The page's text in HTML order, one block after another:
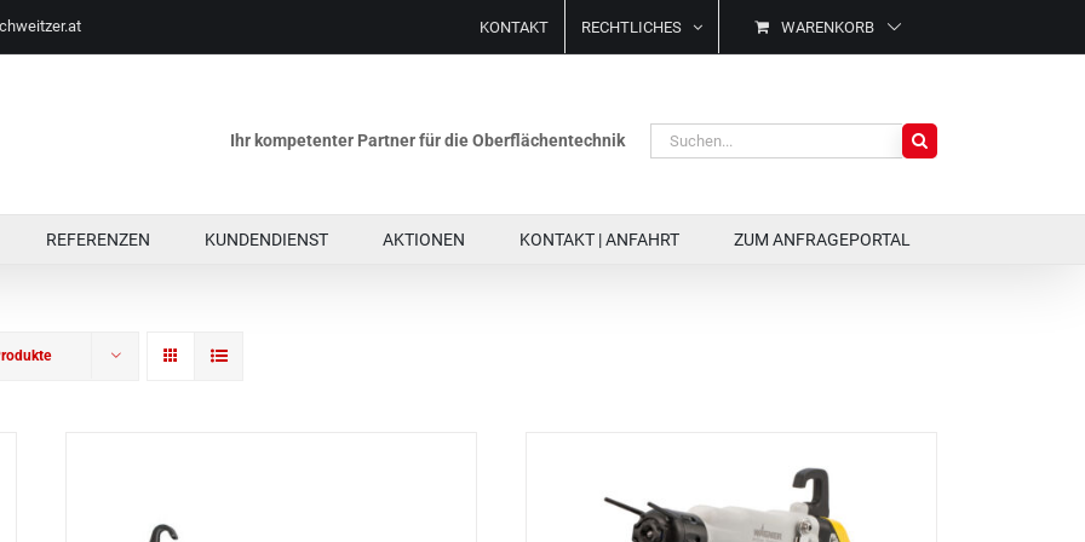
KONTAKT RECHTLICHES WARENKORB
Ihr kompetenter Partner für die Oberflächentechnik
Suche
nach:
REFERENZEN KUNDENDIENST AKTIONEN KONTAKT | ANFAHRT ZUM ANFRAGEPORTAL